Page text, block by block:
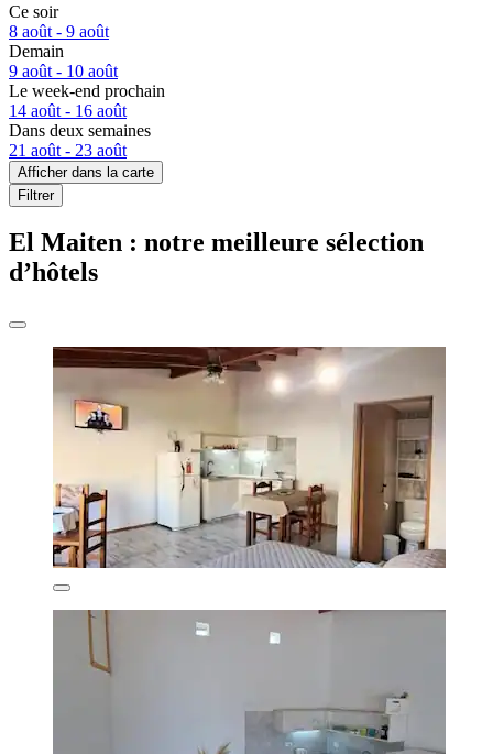
Ce soir
8 août - 9 août
Demain
9 août - 10 août
Le week-end prochain
14 août - 16 août
Dans deux semaines
21 août - 23 août
Afficher dans la carte
Filtrer
El Maiten : notre meilleure sélection
d’hôtels